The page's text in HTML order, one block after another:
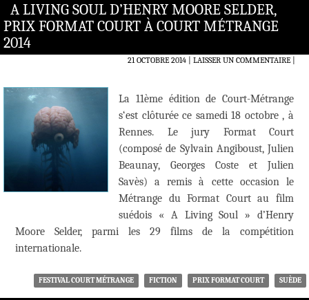
A LIVING SOUL D’HENRY MOORE SELDER,
PRIX FORMAT COURT À COURT MÉTRANGE
2014
21 OCTOBRE 2014 LAISSER UN COMMENTAIRE|
La 11ème édition de Court-Métrange
s‘est clôturée ce samedi 18 octobre , à
Rennes. Le jury Format Court
(composé de Sylvain Angiboust, Julien
Beaunay, Georges Coste et Julien
Savès) a remis à cette occasion le
Métrange du Format Court au film
suédois « A Living Soul » d’Henry
Moore Selder, parmi les 29 films de la compétition
internationale.
FESTIVAL COURT MÉTRANGE FICTION PRIX FORMAT COURT SUÈDE